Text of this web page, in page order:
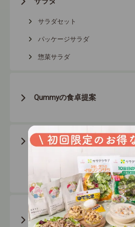
日までとなります。 ●商品の改訂
元の商品と当ホームページでは記
があります。必ずお手元の商品
●お手元の商品に印字されている
ださい。 ●商品の栄養情報につい
安です。最終的な購入金額はカー
い。
サラダセット
パッケージサラダ
惣菜サラダ
Qummyの食卓提案
調味料
ドレッシング
その他
トッピング